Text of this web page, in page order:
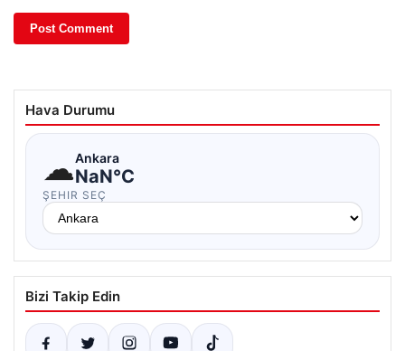
Hava Durumu
☁Ankara
NaN°C
ŞEHIR SEÇ
Bizi Takip Edin